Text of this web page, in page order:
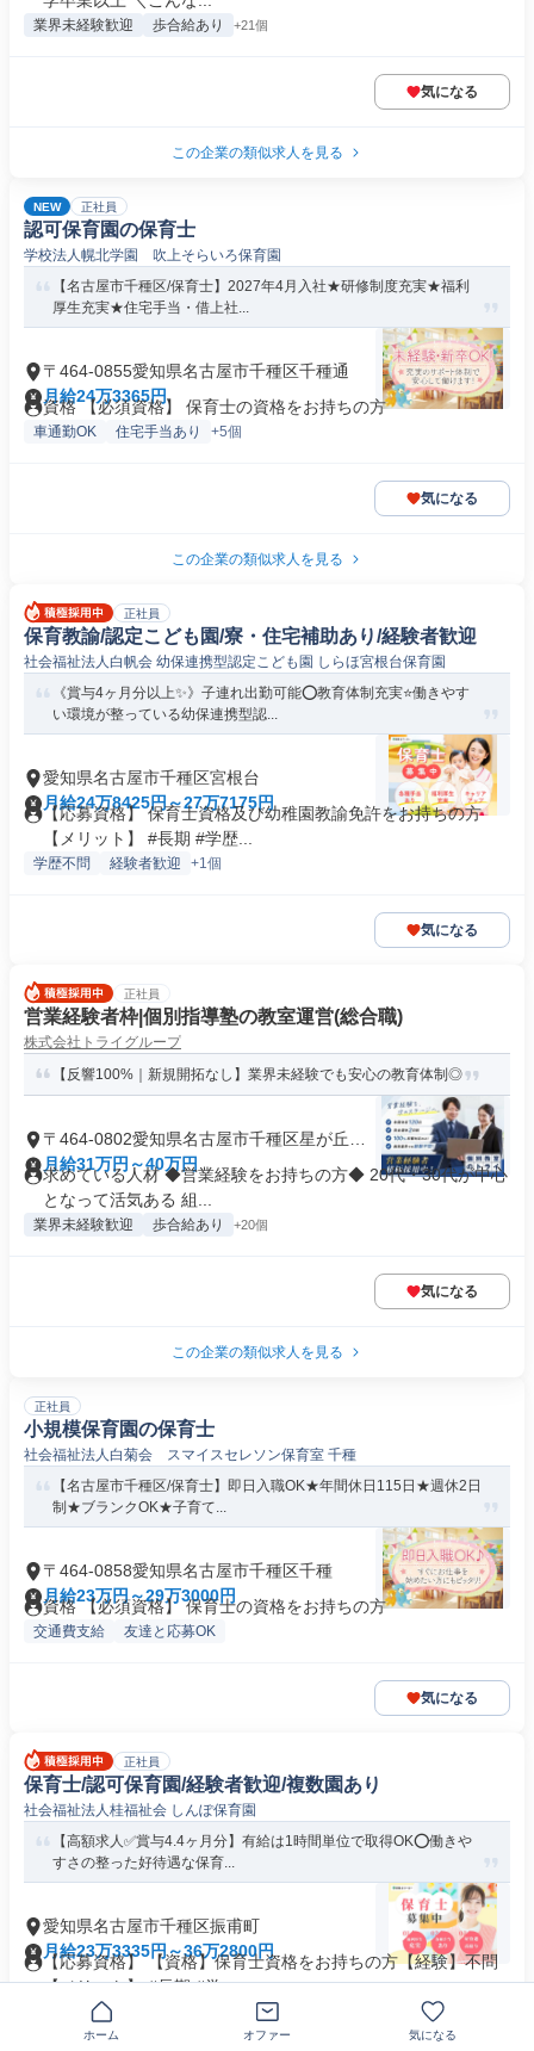
業界未経験歓迎 歩合給あり +21個
気になる
この企業の類似求人を見る
NEW 正社員
認可保育園の保育士
学校法人幌北学園 吹上そらいろ保育園
【名古屋市千種区/保育士】2027年4月入社★研修制度充実★福利
厚生充実★住宅手当・借上社...
〒464-0855愛知県名古屋市千種区千種通
月給24万3365円
資格 【必須資格】 保育士の資格をお持ちの方
車通勤OK 住宅手当あり +5個
気になる
この企業の類似求人を見る
正社員
保育教諭/認定こども園/寮・住宅補助あり/経験者歓迎
社会福祉法人白帆会 幼保連携型認定こども園 しらほ宮根台保育園
《賞与4ヶ月分以上✨》子連れ出勤可能⭕教育体制充実⭐働きやす
い環境が整っている幼保連携型認...
愛知県名古屋市千種区宮根台
月給24万8425円～27万7175円
【応募資格】 保育士資格及び幼稚園教諭免許をお持ちの方
【メリット】 #長期 #学歴...
学歴不問 経験者歓迎 +1個
気になる
正社員
営業経験者枠|個別指導塾の教室運営(総合職)
株式会社トライグループ
【反響100%｜新規開拓なし】業界未経験でも安心の教育体制◎
〒464-0802愛知県名古屋市千種区星が丘元
町
月給31万円～40万円
求めている人材 ◆営業経験をお持ちの方◆ 20代・30代が中心
となって活気ある 組...
業界未経験歓迎 歩合給あり +20個
気になる
この企業の類似求人を見る
正社員
小規模保育園の保育士
社会福祉法人白菊会 スマイスセレソン保育室 千種
【名古屋市千種区/保育士】即日入職OK★年間休日115日★週休2日
制★ブランクOK★子育て...
〒464-0858愛知県名古屋市千種区千種
月給23万円～29万3000円
資格 【必須資格】 保育士の資格をお持ちの方
交通費支給 友達と応募OK
気になる
正社員
保育士/認可保育園/経験者歓迎/複数園あり
社会福祉法人桂福祉会 しんぽ保育園
【高額求人✅️賞与4.4ヶ月分】有給は1時間単位で取得OK⭕働きや
すさの整った好待遇な保育...
愛知県名古屋市千種区振甫町
月給23万3335円～36万2800円
【応募資格】 【資格】保育士資格をお持ちの方【経験】不問
【メリット】 #長期 #学...
経験者歓迎
ホーム オファー 気になる